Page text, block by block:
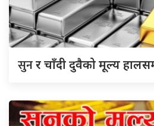
सुनर चाँदी दुवैको मूल्य